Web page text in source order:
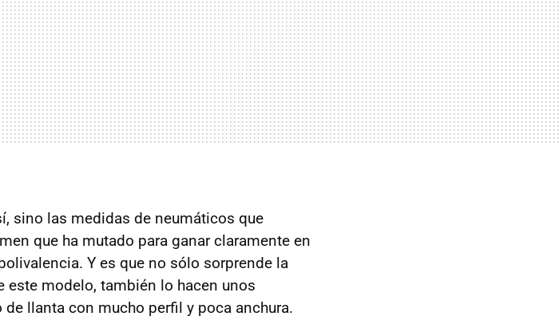
sino las medidas de neumáticos que
que ha mutado para ganar claramente en
Y es que no sólo sorprende la
este modelo, también lo hacen unos
llanta con mucho perfil y poca anchura.